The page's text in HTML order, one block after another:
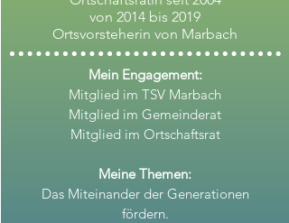
von 2014 bis 2019
Ortsvorsteherin von Marbach
Mein Engagement:
Mitglied im TSV Marbach
Mitglied im Gemeinderat
Mitglied im Ortschaftsrat
Meine Themen:
Das Miteinander der Generationen
fördern.